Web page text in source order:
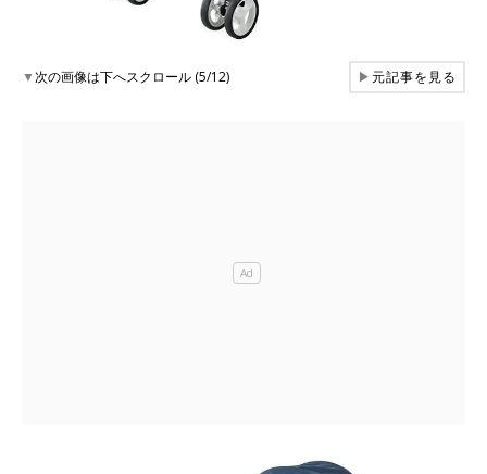
▼次の画像は下へスクロール (5/12) ▶元記事を見る